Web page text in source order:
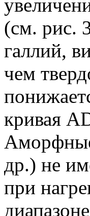
(см. рис.
галлий,
чем
кривая
др.) не
при